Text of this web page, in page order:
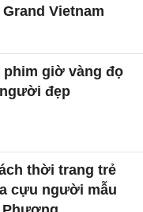
Vietnam
phim giờ vàng đọ
đẹp
thời trang trẻ
cựu người mẫu